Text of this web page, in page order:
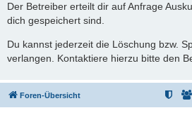
Der Betreiber erteilt dir auf Anfrage
dich gespeichert sind.
Du kannst jederzeit die Löschung bzw.
verlangen. Kontaktiere hierzu bitte den
Foren-Übersicht